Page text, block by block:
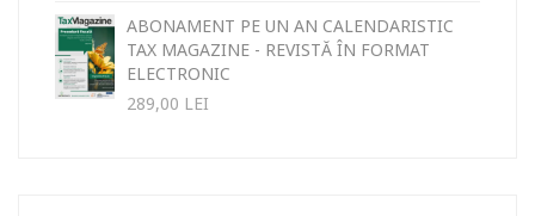
ABONAMENT PE UN AN CALENDARISTIC
TAX MAGAZINE - REVISTĂ ÎN FORMAT
ELECTRONIC
289,00 LEI